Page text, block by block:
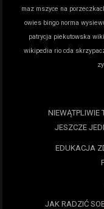
maz mszyce na
owies bingo norma
patrycja piekutowska
wikipedia rio cda
NIEWĄTPLIWIE
JESZCZE
EDUKACJA
JAK RADZIĆ